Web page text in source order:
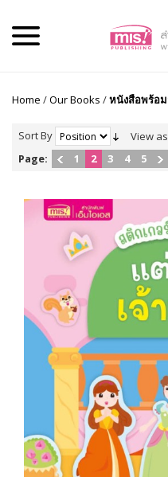
Home /Our Books /หนังสือพร้อ
Sort By
View
Page:
1 2 3 4 5